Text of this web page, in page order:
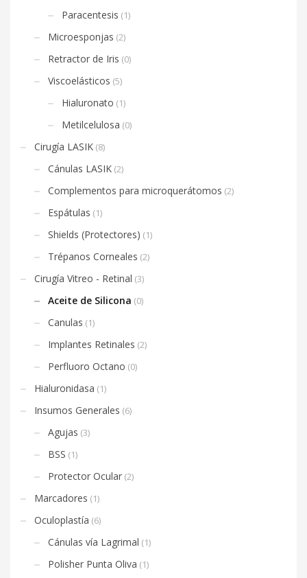
Paracentesis (1)
Microesponjas (2)
Retractor de Iris (0)
Viscoelásticos (5)
Hialuronato (1)
Metilcelulosa (0)
Cirugía LASIK (8)
Cánulas LASIK (2)
Complementos para microquerátomos (2)
Espátulas (1)
Shields (Protectores) (1)
Trépanos Corneales (2)
Cirugía Vitreo - Retinal (3)
Aceite de Silicona (0)
Canulas (1)
Implantes Retinales (2)
Perfluoro Octano (0)
Hialuronidasa (1)
Insumos Generales (6)
Agujas (3)
BSS (1)
Protector Ocular (2)
Marcadores (1)
Oculoplastía (6)
Cánulas vía Lagrimal (1)
Polisher Punta Oliva (1)